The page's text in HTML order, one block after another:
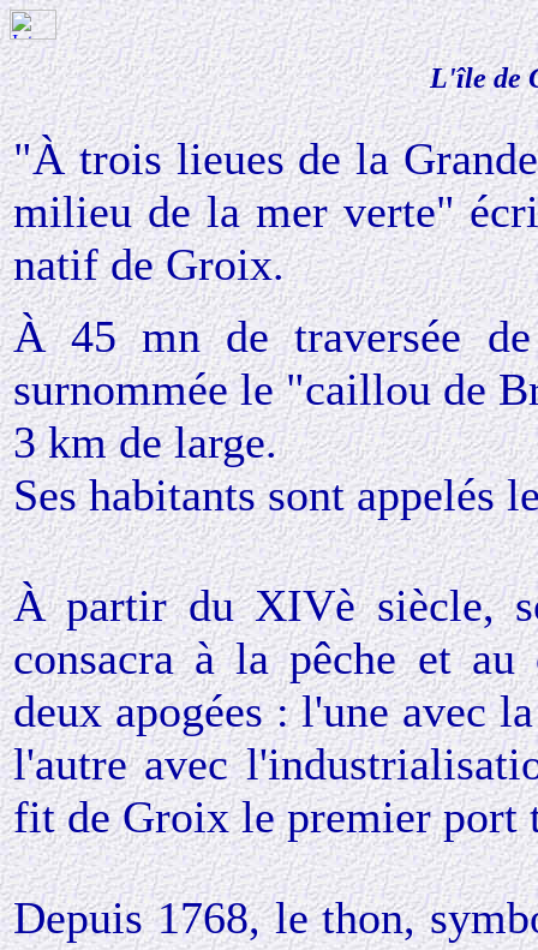
L'île de
"À trois lieues de la
milieu de la mer verte"
natif de Groix.
À 45 mn de traversée
surnommée le "caillou de
3 km de large.
Ses habitants sont appelés
À partir du XIVè siècle,
consacra à la pêche et au
deux apogées : l'une avec
l'autre avec
fit de Groix le premier port
Depuis 1768, le thon,